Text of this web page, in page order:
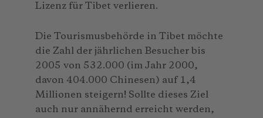
Lizenz für Tibet verlieren.
Die Tourismusbehörde in Tibet möchte
die Zahl der jährlichen Besucher bis
2005 von 532.000 (im Jahr 2000,
davon 404.000 Chinesen) auf 1,4
Millionen steigern! Sollte dieses Ziel
auch nur annähernd erreicht werden,